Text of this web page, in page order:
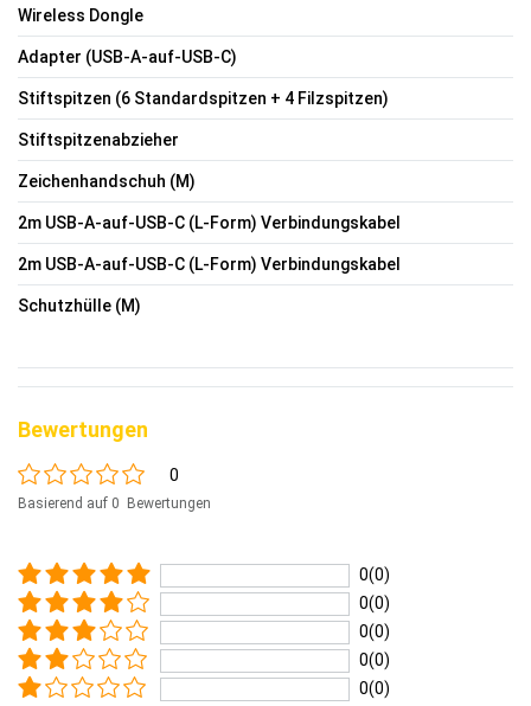
Wireless Dongle
Adapter (USB-A-auf-USB-C)
Stiftspitzen (6 Standardspitzen + 4 Filzspitzen)
Stiftspitzenabzieher
Zeichenhandschuh (M)
2m USB-A-auf-USB-C (L-Form) Verbindungskabel
2m USB-A-auf-USB-C (L-Form) Verbindungskabel
Schutzhülle (M)
Bewertungen
0
Basierend auf 0 Bewertungen
0(0)
0(0)
0(0)
0(0)
0(0)